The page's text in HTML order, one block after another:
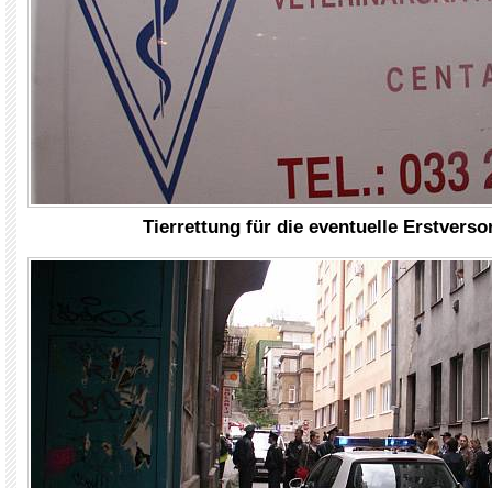
Tierrettung für die eventuelle